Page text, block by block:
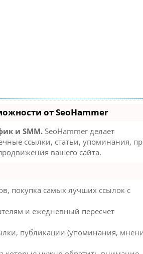
от SeoHammer
и SMM. SeoHammer делает
ссылки, статьи, упоминания,
вашего сайта.
покупка самых лучших ссылок с
и ежедневный пересчет
публикации (упоминания,